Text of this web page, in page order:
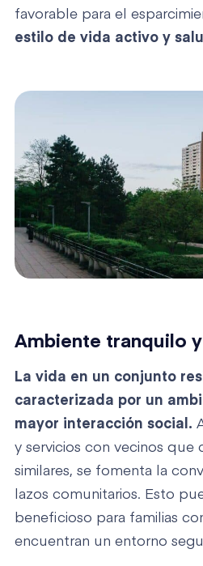
favorable para el
estilo de vida activo y
Ambiente tranquilo
La vida en un conjunto
caracterizada por un
mayor interacción social.
y servicios con vecinos que
similares, se fomenta la
lazos comunitarios. Esto
beneficioso para familias
encuentran un entorno